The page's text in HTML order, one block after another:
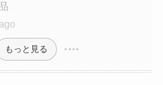
もっと見る